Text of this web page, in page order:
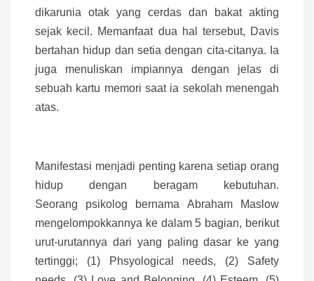
dikarunia otak yang cerdas dan bakat akting
sejak kecil. Memanfaat dua hal tersebut, Davis
bertahan hidup dan setia dengan cita-citanya. Ia
juga menuliskan impiannya dengan jelas di
sebuah kartu memori saat ia sekolah menengah
atas.
Manifestasi menjadi penting karena setiap orang
hidup dengan beragam kebutuhan.
Seorang psikolog bernama Abraham Maslow
mengelompokkannya ke dalam 5 bagian, berikut
urut-urutannya dari yang paling dasar ke yang
tertinggi; (1) Phsyological needs, (2) Safety